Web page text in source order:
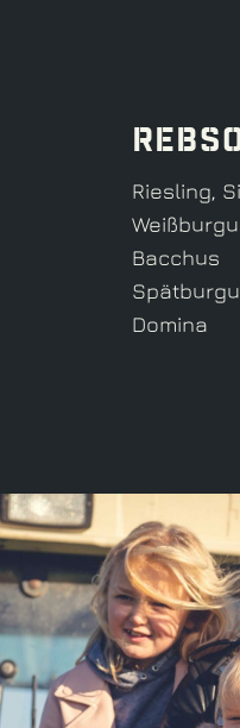
Riesling,
Bacchus
Domina